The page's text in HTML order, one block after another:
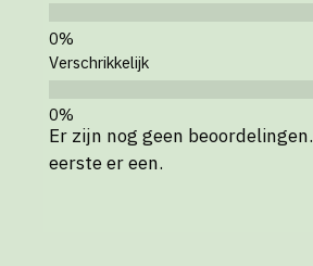
Verschrikkelijk
Er zijn nog geen
eerste er een.